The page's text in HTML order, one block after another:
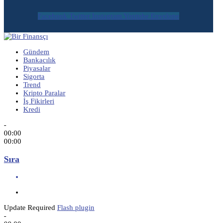
Facebook Twitter Instagram Youtube Envelope
Gündem
Bankacılık
Piyasalar
Sigorta
Trend
Kripto Paralar
İş Fikirleri
Kredi
-
00:00
00:00
Sıra
Update Required Flash plugin
-